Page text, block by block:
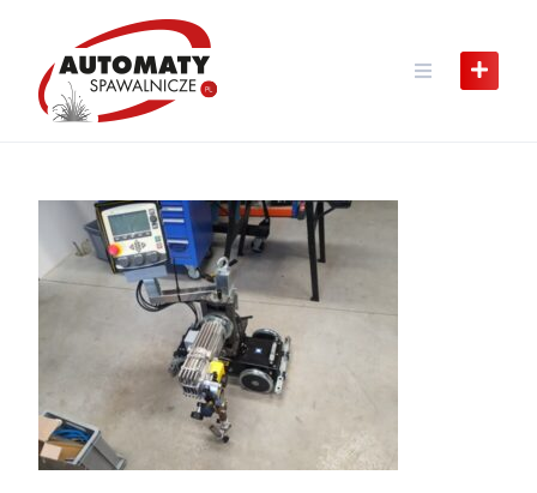
content